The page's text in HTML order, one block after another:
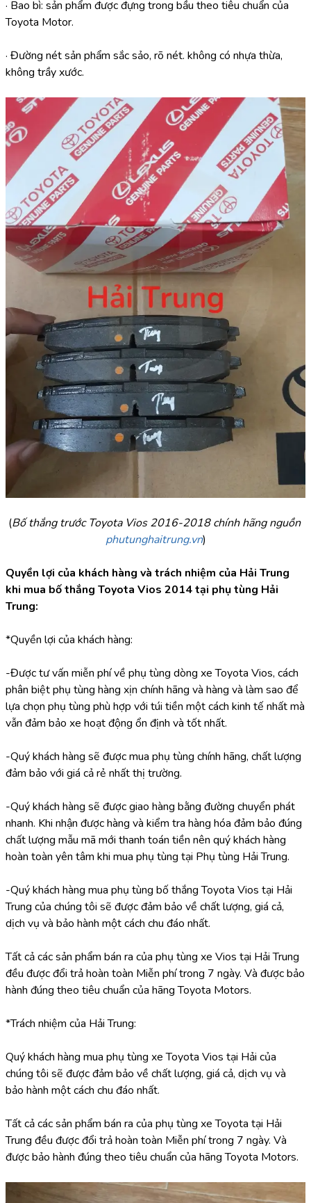
· Bao bì: sản phẩm được đựng trong bầu theo tiêu chuẩn của
Toyota Motor.
· Đường nét sản phẩm sắc sảo, rõ nét. không có nhựa thừa,
không trầy xước.
(
Bố thắng trước Toyota Vios 2016-2018 chính hãng nguồn
phutunghaitrung.vn)
Quyền lợi của khách hàng và trách nhiệm của Hải Trung
khi mua bố thắng Toyota Vios 2014 tại phụ tùng Hải
Trung:
*Quyền lợi của khách hàng:
-Được tư vấn miễn phí về phụ tùng dòng xe Toyota Vios, cách
phân biệt phụ tùng hàng xịn chính hãng và hàng và làm sao để
lựa chọn phụ tùng phù hợp với túi tiền một cách kinh tế nhất mà
vẫn đảm bảo xe hoạt động ổn định và tốt nhất.
-Quý khách hàng sẽ được mua phụ tùng chính hãng, chất lượng
đảm bảo với giá cả rẻ nhất thị trường.
-Quý khách hàng sẽ được giao hàng bằng đường chuyển phát
nhanh. Khi nhận được hàng và kiểm tra hàng hóa đảm bảo đúng
chất lượng mẫu mã mới thanh toán tiền nên quý khách hàng
hoàn toàn yên tâm khi mua phụ tùng tại Phụ tùng Hải Trung.
-Quý khách hàng mua phụ tùng bố thắng Toyota Vios tại Hải
Trung của chúng tôi sẽ được đảm bảo về chất lượng, giá cả,
dịch vụ và bảo hành một cách chu đáo nhất.
Tất cả các sản phẩm bán ra của phụ tùng xe Vios tại Hải Trung
đều được đổi trả hoàn toàn Miễn phí trong 7 ngày. Và được bảo
hành đúng theo tiêu chuẩn của hãng Toyota Motors.
*Trách nhiệm của Hải Trung:
Quý khách hàng mua phụ tùng xe Toyota Vios tại Hải của
chúng tôi sẽ được đảm bảo về chất lượng, giá cả, dịch vụ và
bảo hành một cách chu đáo nhất.
Tất cả các sản phẩm bán ra của phụ tùng xe Toyota tại Hải
Trung đều được đổi trả hoàn toàn Miễn phí trong 7 ngày. Và
được bảo hành đúng theo tiêu chuẩn của hãng Toyota Motors.